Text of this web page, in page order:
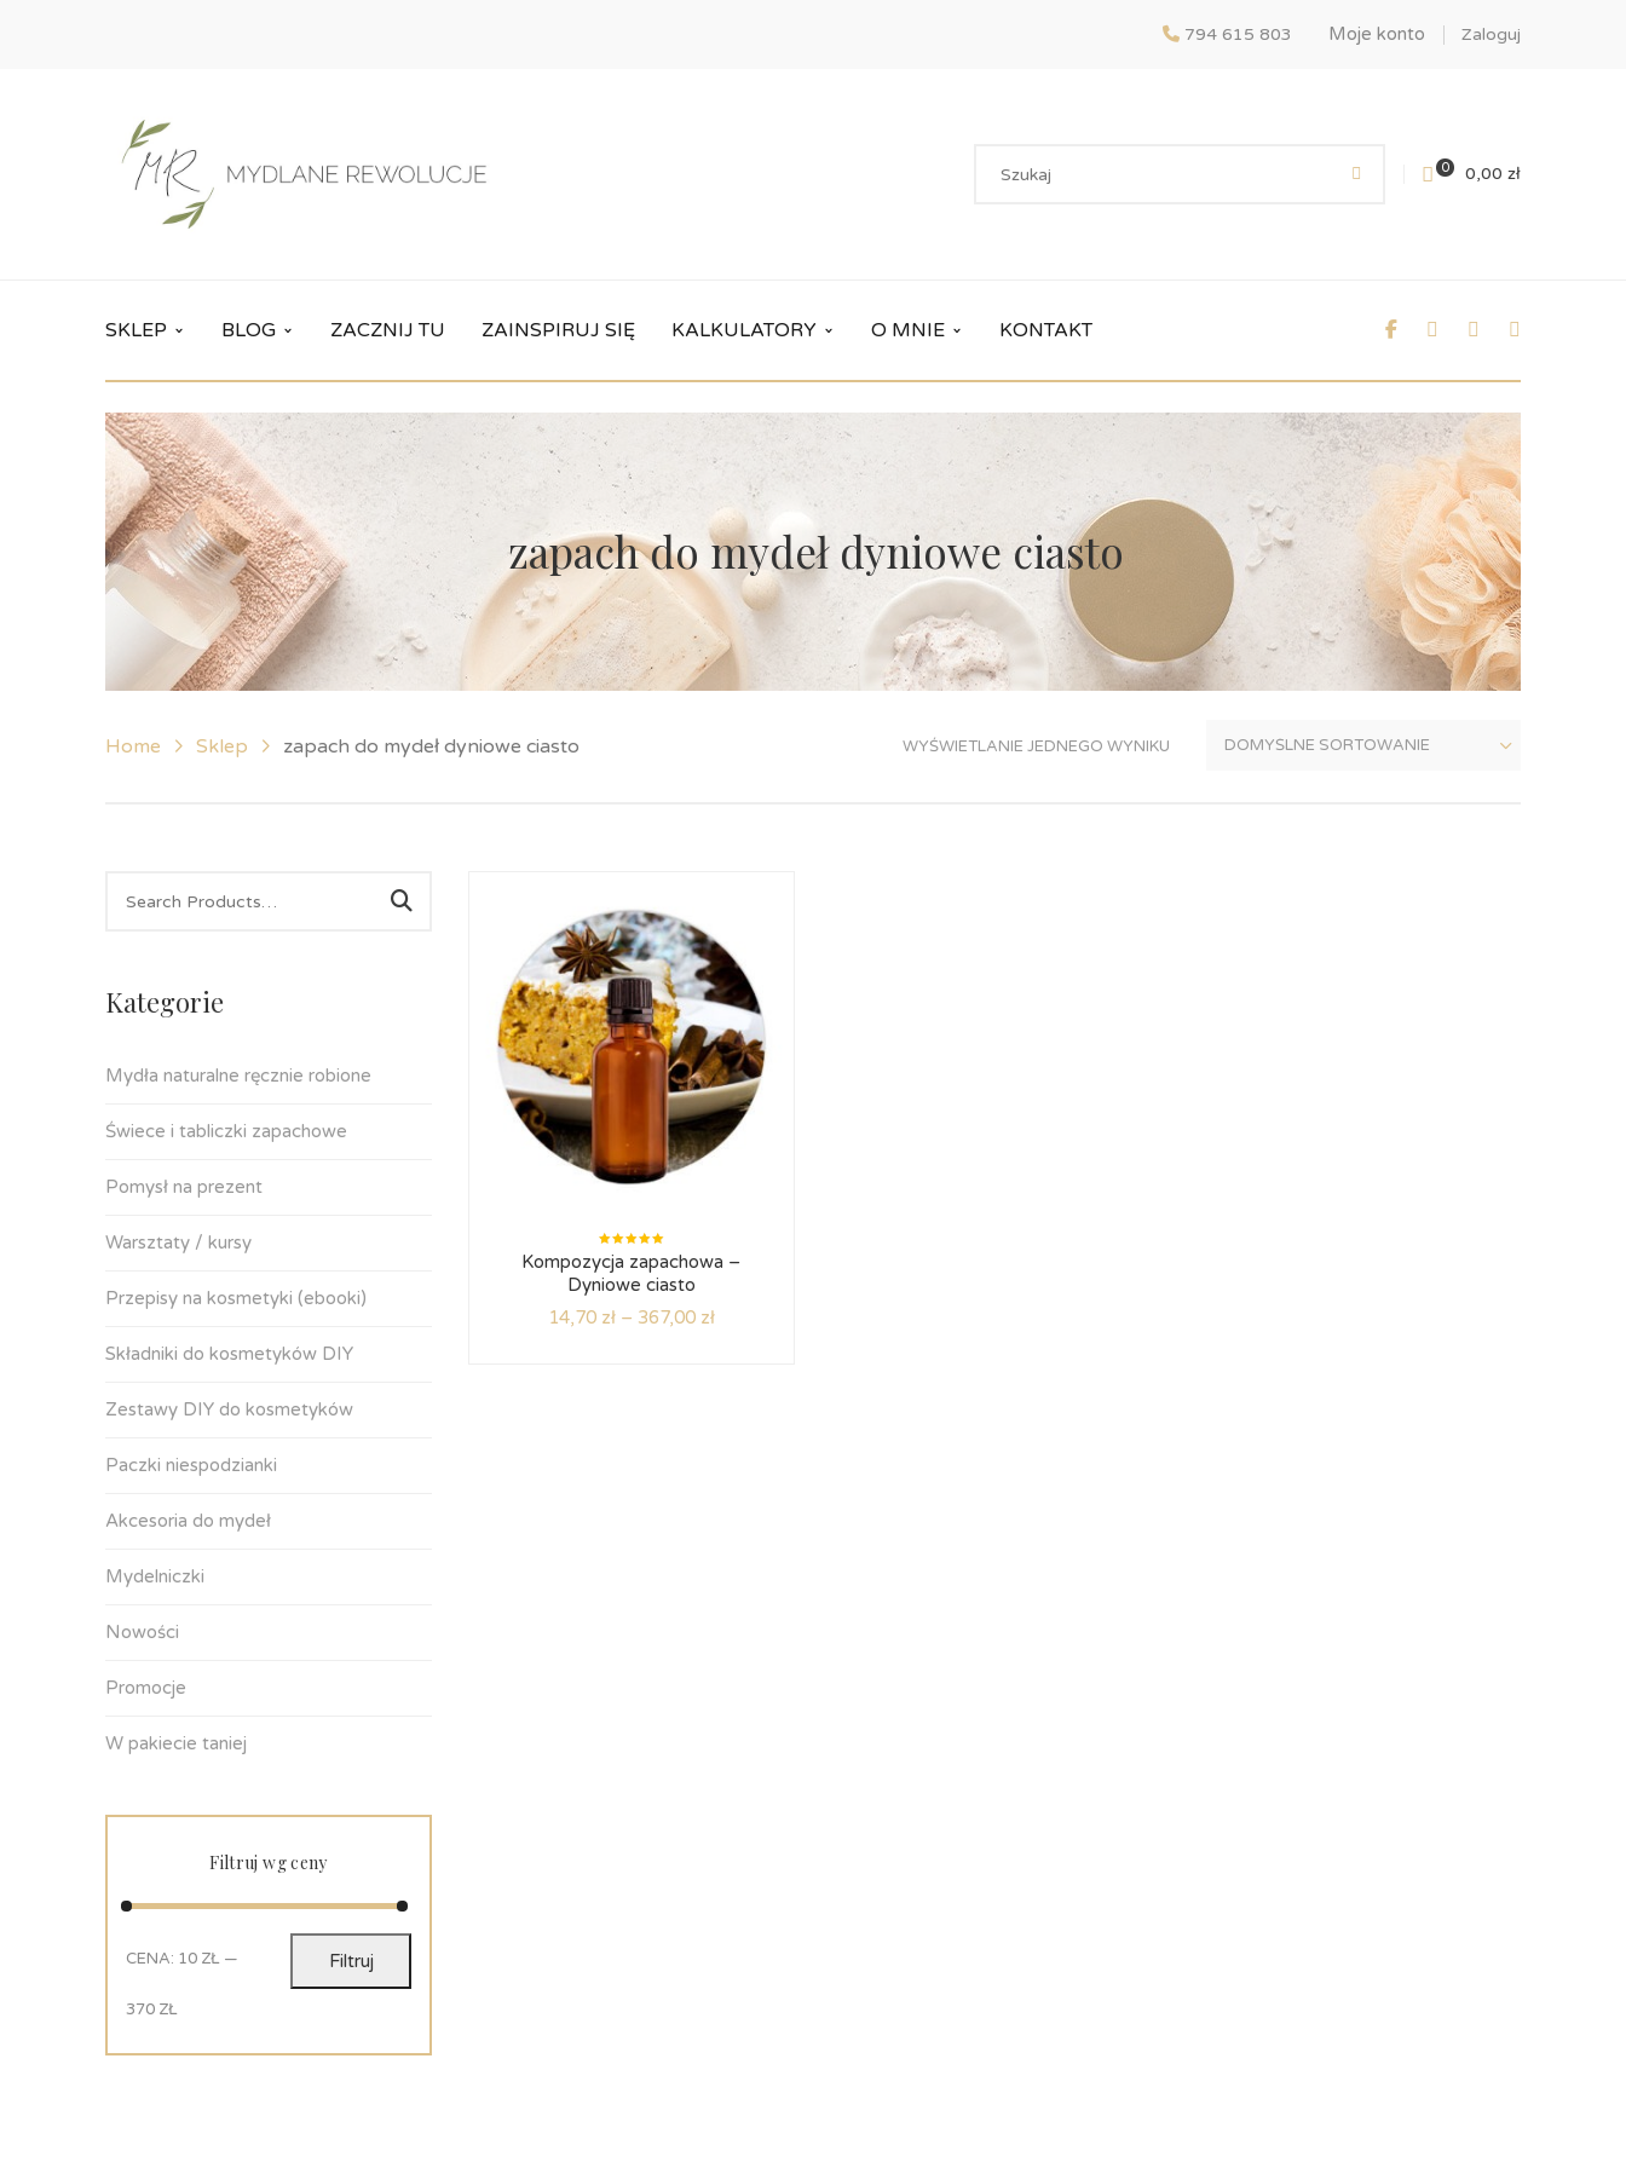
794 615 803 Moje konto Zaloguj
0 0,00 zł
SKLEP BLOG ZACZNIJ TU ZAINSPIRUJ SIĘ KALKULATORY O MNIE KONTAKT
zapach do mydeł dyniowe ciasto
Home Sklep zapach do mydeł dyniowe ciasto WYŚWIETLANIE JEDNEGO WYNIKU
Kategorie
Mydła naturalne ręcznie robione
Świece i tabliczki zapachowe
Pomysł na prezent
Warsztaty / kursy
Przepisy na kosmetyki (ebooki)
Składniki do kosmetyków DIY
Zestawy DIY do kosmetyków
Paczki niespodzianki
Akcesoria do mydeł
Mydelniczki
Nowości
Promocje
W pakiecie taniej
Filtruj wg ceny
Filtruj
CENA: 10 ZŁ —
370 ZŁ
Oceniono
5.00na
Kompozycja zapachowa –
Dyniowe ciasto
14,70 zł – 367,00 zł